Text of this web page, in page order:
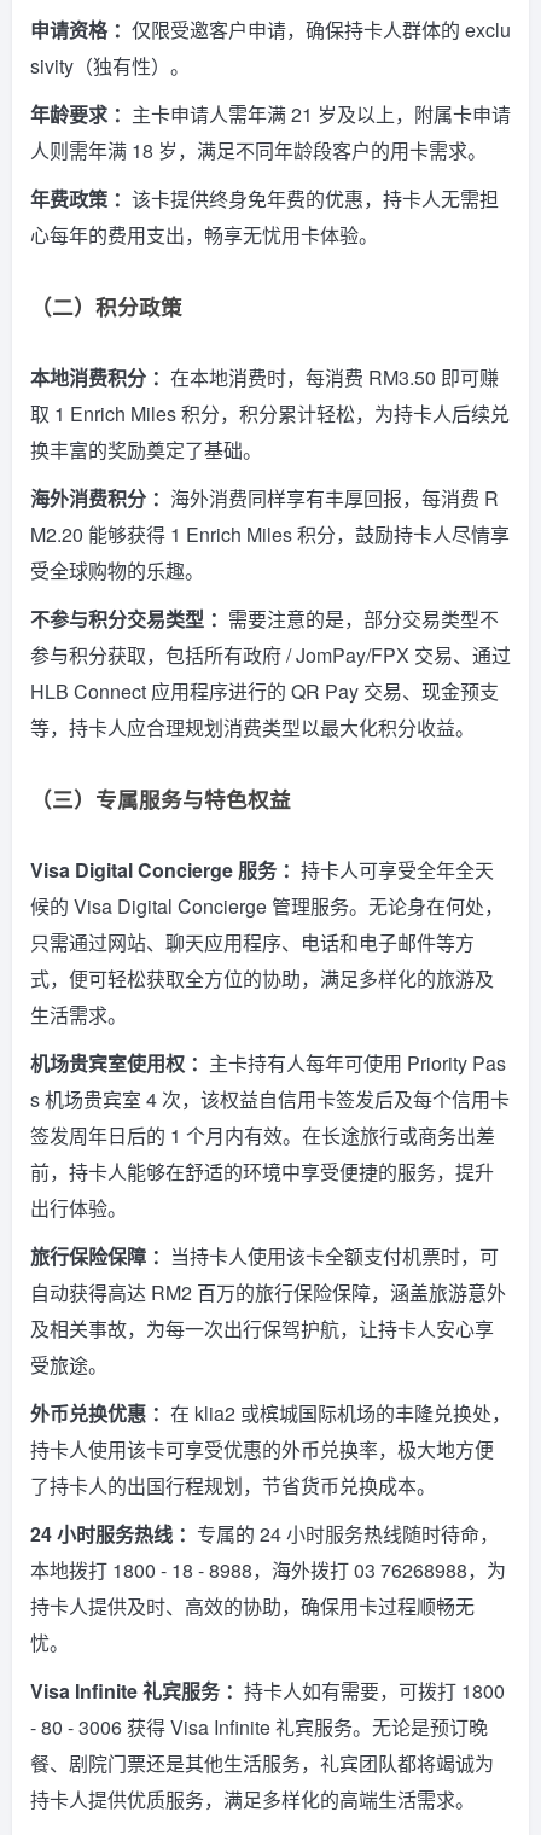
申请资格 ： 仅限受邀客户申请，确保持卡人群体的 exclu
sivity（独有性）。
年龄要求 ： 主卡申请人需年满 21 岁及以上，附属卡申请
人则需年满 18 岁，满足不同年龄段客户的用卡需求。
年费政策 ： 该卡提供终身免年费的优惠，持卡人无需担
心每年的费用支出，畅享无忧用卡体验。
（二）积分政策
本地消费积分 ： 在本地消费时，每消费 RM3.50 即可赚
取 1 Enrich Miles 积分，积分累计轻松，为持卡人后续兑
换丰富的奖励奠定了基础。
海外消费积分 ： 海外消费同样享有丰厚回报，每消费 R
M2.20 能够获得 1 Enrich Miles 积分，鼓励持卡人尽情享
受全球购物的乐趣。
不参与积分交易类型 ： 需要注意的是，部分交易类型不
参与积分获取，包括所有政府 / JomPay/FPX 交易、通过
HLB Connect 应用程序进行的 QR Pay 交易、现金预支
等，持卡人应合理规划消费类型以最大化积分收益。
（三）专属服务与特色权益
Visa Digital Concierge 服务 ： 持卡人可享受全年全天
候的 Visa Digital Concierge 管理服务。无论身在何处，
只需通过网站、聊天应用程序、电话和电子邮件等方
式，便可轻松获取全方位的协助，满足多样化的旅游及
生活需求。
机场贵宾室使用权 ： 主卡持有人每年可使用 Priority Pas
s 机场贵宾室 4 次，该权益自信用卡签发后及每个信用卡
签发周年日后的 1 个月内有效。在长途旅行或商务出差
前，持卡人能够在舒适的环境中享受便捷的服务，提升
出行体验。
旅行保险保障 ： 当持卡人使用该卡全额支付机票时，可
自动获得高达 RM2 百万的旅行保险保障，涵盖旅游意外
及相关事故，为每一次出行保驾护航，让持卡人安心享
受旅途。
外币兑换优惠 ： 在 klia2 或槟城国际机场的丰隆兑换处，
持卡人使用该卡可享受优惠的外币兑换率，极大地方便
了持卡人的出国行程规划，节省货币兑换成本。
24 小时服务热线 ： 专属的 24 小时服务热线随时待命，
本地拨打 1800 - 18 - 8988，海外拨打 03 76268988，为
持卡人提供及时、高效的协助，确保用卡过程顺畅无
忧。
Visa Infinite 礼宾服务 ： 持卡人如有需要，可拨打 1800
- 80 - 3006 获得 Visa Infinite 礼宾服务。无论是预订晚
餐、剧院门票还是其他生活服务，礼宾团队都将竭诚为
持卡人提供优质服务，满足多样化的高端生活需求。